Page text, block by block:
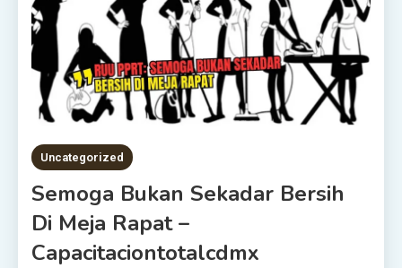
Uncategorized
Semoga Bukan Sekadar Bersih
Di Meja Rapat –
Capacitaciontotalcdmx